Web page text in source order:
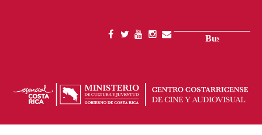
SOCIAL